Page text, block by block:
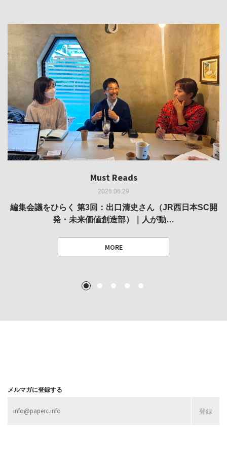
Must Reads
2026.06.29
編集会議をひらく 第3回：出口清史さん（JR西日本SC開
発・未来価値創造部）｜人が動…
MORE
Must Reads
2026.05.14
REVIEW｜果たして美術家・梅津庸一は、「大阪のゆかり
作家」となることができたのか…
Must Reads
2026.03.11
REPORT｜博覧会の残像
MORE
Must Reads
2026.02.25
REVIEW｜菊池聡太朗 個展「余りの風景」
MORE
Must Reads
2025.10.01
REVIEW｜生の存在証明としての線——「ライフライン」
展
1 2 3 4 5
メルマガに登録する